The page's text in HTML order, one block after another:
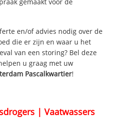
en/of advies nodig over de
die er zijn en waar u het
van een storing? Bel deze
u graag met uw
Pascalkwartier!
| Vaatwassers